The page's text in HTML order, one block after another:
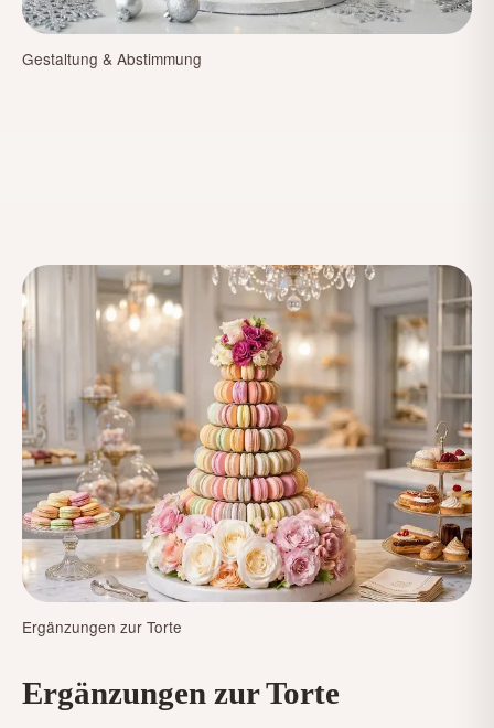
Gestaltung & Abstimmung
Ergänzungen zur Torte
Ergänzungen zur Torte